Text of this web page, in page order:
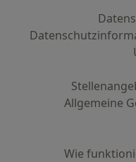
Allgemeine
Wie